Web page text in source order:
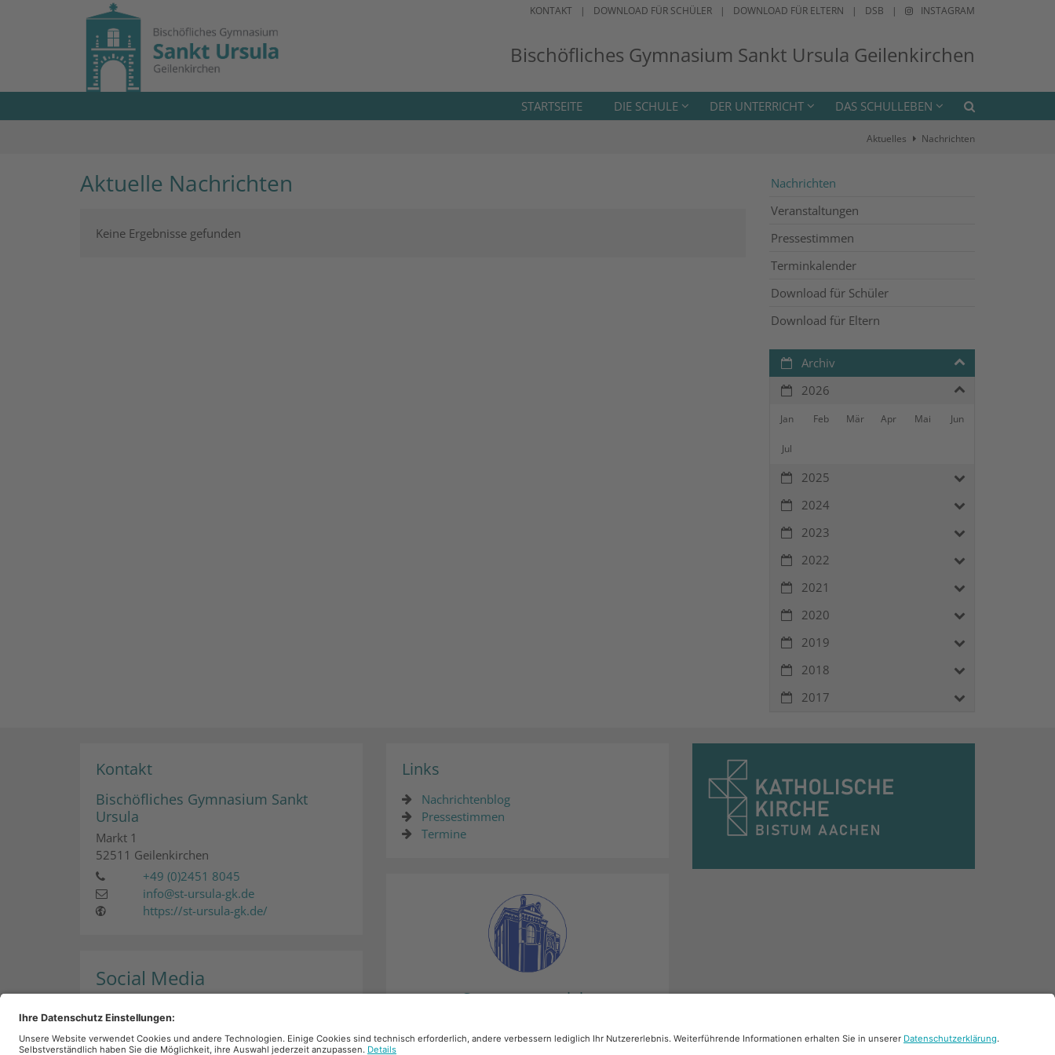
KONTAKT DOWNLOAD FÜR SCHÜLER DOWNLOAD FÜR ELTERN DSB INSTAGRAM
Bischöfliches Gymnasium Sankt Ursula Geilenkirchen
STARTSEITE DIE SCHULE DER UNTERRICHT DAS SCHULLEBEN
Aktuelles Nachrichten
Aktuelle Nachrichten
Keine Ergebnisse gefunden
Nachrichten
Veranstaltungen
Pressestimmen
Terminkalender
Download für Schüler
Download für Eltern
Archiv
2026
Jan Feb Mär Apr Mai Jun
Jul
2025
2024
2023
2022
2021
2020
2019
2018
2017
Kontakt
Bischöfliches Gymnasium Sankt
Ursula
Markt 1
52511 Geilenkirchen
+49 (0)2451 8045
info@st-ursula-gk.de
https://st-ursula-gk.de/
Social Media
Links
Nachrichtenblog
Pressestimmen
Termine
Synagogenprojekt